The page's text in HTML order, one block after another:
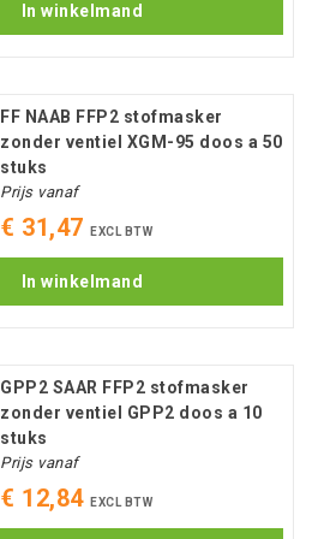
In winkelmand
FF NAAB FFP2 stofmasker
zonder ventiel XGM-95 doos a 50
stuks
Prijs vanaf
€ 31,47 EXCL BTW
In winkelmand
GPP2 SAAR FFP2 stofmasker
zonder ventiel GPP2 doos a 10
stuks
Prijs vanaf
€ 12,84 EXCL BTW